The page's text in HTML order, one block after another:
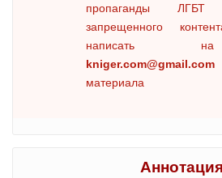
пропаганды
запрещенного
написать
kniger.com@gmail.com
материала
Аннотация